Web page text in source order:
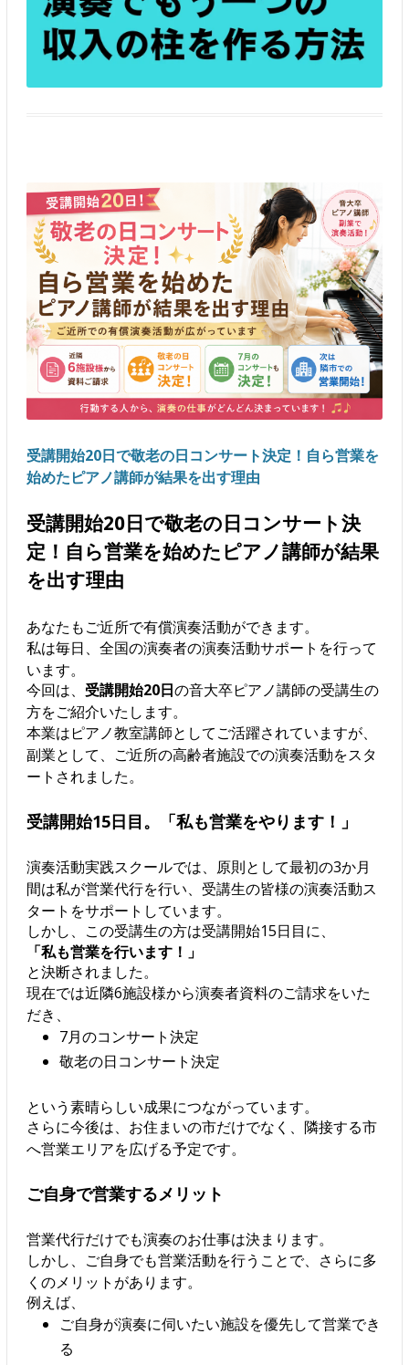
受講開始20日で敬老の日コンサート決定！自ら営業を
始めたピアノ講師が結果を出す理由
受講開始20日で敬老の日コンサート決
定！自ら営業を始めたピアノ講師が結果
を出す理由
あなたもご近所で有償演奏活動ができます。
私は毎日、全国の演奏者の演奏活動サポートを行って
います。
今回は、 受講開始20日の音大卒ピアノ講師の受講生の
方をご紹介いたします。
本業はピアノ教室講師としてご活躍されていますが、
副業として、ご近所の高齢者施設での演奏活動をスタ
ートされました。
受講開始15日目。「私も営業をやります！」
演奏活動実践スクールでは、原則として最初の3か月
間は私が営業代行を行い、受講生の皆様の演奏活動ス
タートをサポートしています。
しかし、この受講生の方は受講開始15日目に、
「私も営業を行います！」
と決断されました。
現在では近隣6施設様から演奏者資料のご請求をいた
だき、
7月のコンサート決定
敬老の日コンサート決定
という素晴らしい成果につながっています。
さらに今後は、お住まいの市だけでなく、隣接する市
へ営業エリアを広げる予定です。
ご自身で営業するメリット
営業代行だけでも演奏のお仕事は決まります。
しかし、ご自身でも営業活動を行うことで、さらに多
くのメリットがあります。
例えば、
ご自身が演奏に伺いたい施設を優先して営業でき
る